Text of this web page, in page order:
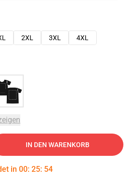
2XL 3XL
4XL
IN DEN WARENKORB
in 00: 25: 53